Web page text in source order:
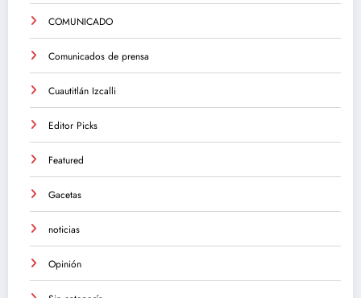
COMUNICADO
Comunicados de prensa
Cuautitlán Izcalli
Editor Picks
Featured
Gacetas
noticias
Opinión